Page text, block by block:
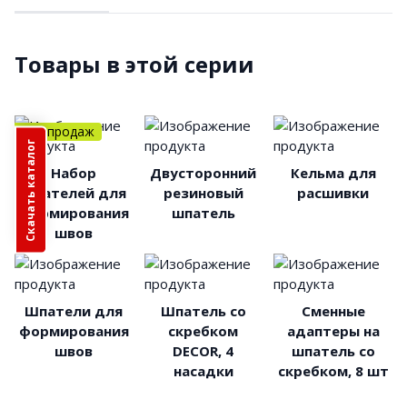
Товары в этой серии
Хит продаж
Набор
шпателей для
формирования
швов
Двусторонний
резиновый
шпатель
Кельма для
расшивки
Шпатели для
формирования
швов
Шпатель со
скребком
DECOR, 4
насадки
Сменные
адаптеры на
шпатель со
скребком, 8 шт
Скачать каталог